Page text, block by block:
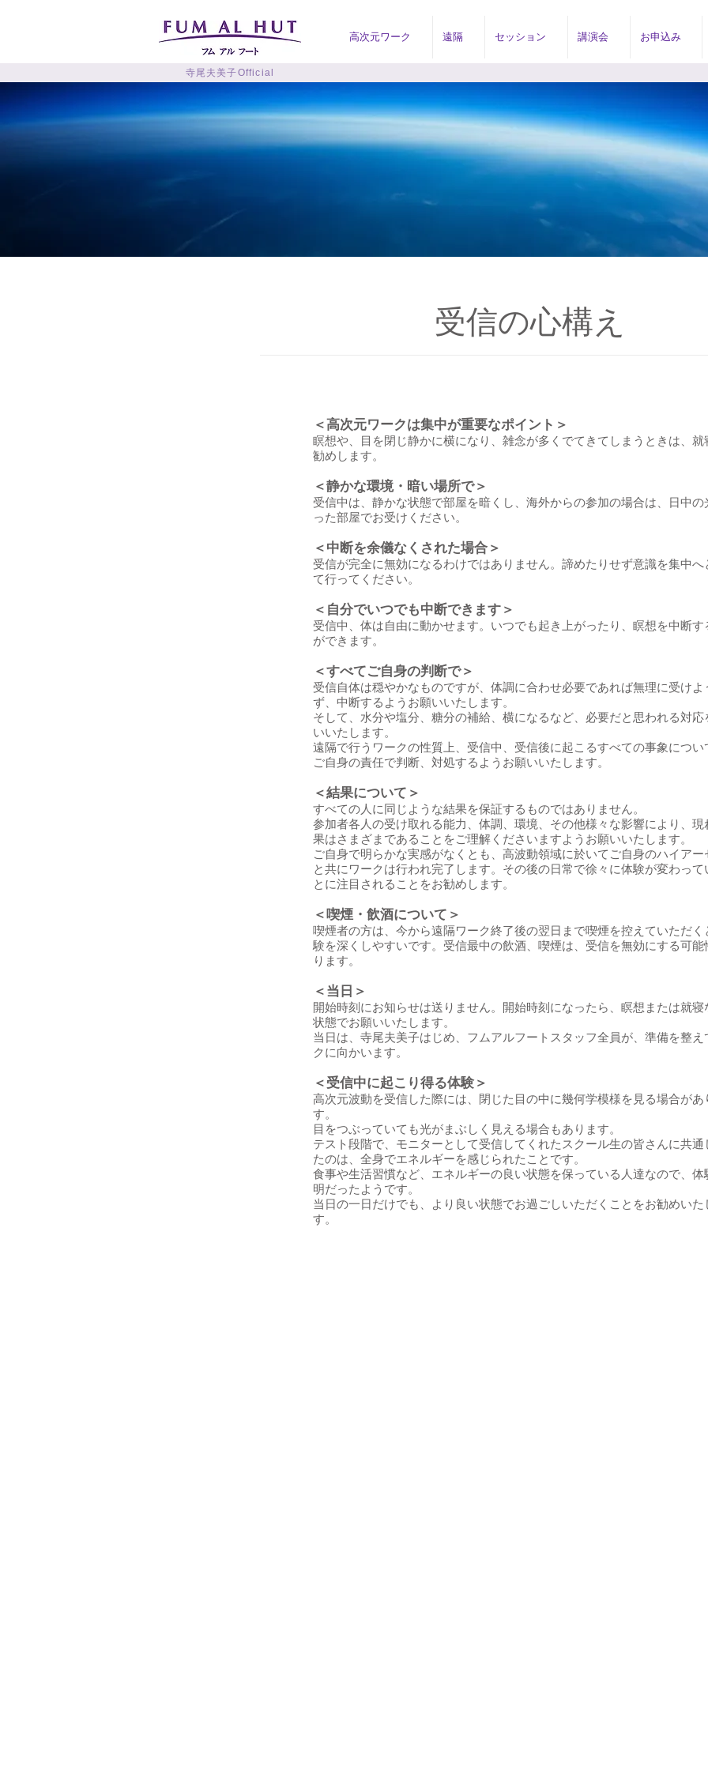
高次元ワーク 遠隔 セッション 講演会 お申込み
寺尾夫美子Official
受信の心構え
＜高次元ワークは集中が重要なポイント＞
瞑想や、目を閉じ静かに横になり、雑念が多くでてきてしまうときは、就
勧めします。
＜静かな環境・暗い場所で＞
受信中は、静かな状態で部屋を暗くし、海外からの参加の場合は、日中の
った部屋でお受けください。
＜中断を余儀なくされた場合＞
受信が完全に無効になるわけではありません。諦めたりせず意識を集中へ
て行ってください。
＜自分でいつでも中断できます＞
受信中、体は自由に動かせます。いつでも起き上がったり、瞑想を中断す
ができます。
＜すべてご自身の判断で＞
受信自体は穏やかなものですが、体調に合わせ必要であれば無理に受けよ
ず、中断するようお願いいたします。
そして、水分や塩分、糖分の補給、横になるなど、必要だと思われる対応
いいたします。
遠隔で行うワークの性質上、受信中、受信後に起こるすべての事象につい
ご自身の責任で判断、対処するようお願いいたします。
＜結果について＞
すべての人に同じような結果を保証するものではありません。
参加者各人の受け取れる能力、体調、環境、その他様々な影響により、現
果はさまざまであることをご理解くださいますようお願いいたします。
ご自身で明らかな実感がなくとも、高波動領域に於いてご自身のハイアー
と共にワークは行われ完了します。その後の日常で徐々に体験が変わって
とに注目されることをお勧めします。
＜喫煙・飲酒について＞
喫煙者の方は、今から遠隔ワーク終了後の翌日まで喫煙を控えていただく
験を深くしやすいです。受信最中の飲酒、喫煙は、受信を無効にする可能
ります。
＜当日＞
開始時刻にお知らせは送りません。開始時刻になったら、瞑想または就寝
状態でお願いいたします。
当日は、寺尾夫美子はじめ、フムアルフートスタッフ全員が、準備を整え
クに向かいます。
＜受信中に起こり得る体験＞
高次元波動を受信した際には、閉じた目の中に幾何学模様を見る場合があ
す。
目をつぶっていても光がまぶしく見える場合もあります。
テスト段階で、モニターとして受信してくれたスクール生の皆さんに共通
たのは、全身でエネルギーを感じられたことです。
食事や生活習慣など、エネルギーの良い状態を保っている人達なので、体
明だったようです。
当日の一日だけでも、より良い状態でお過ごしいただくことをお勧めいた
す。